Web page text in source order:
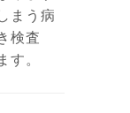
まう病
検査
す。